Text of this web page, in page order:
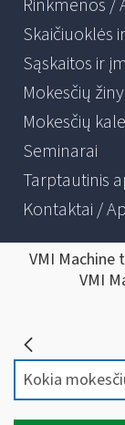
Rinkmenos /
Skaičiuoklės
Sąskaitos ir
Mokesčių
Mokesčių
Seminarai
Tarptautinis
Kontaktai /
VMI
VMI